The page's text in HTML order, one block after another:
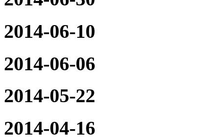
2014-06-10
2014-06-06
2014-05-22
2014-04-16